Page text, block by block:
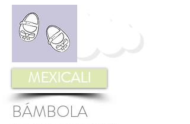
MEXICALI
BÁMBOLA